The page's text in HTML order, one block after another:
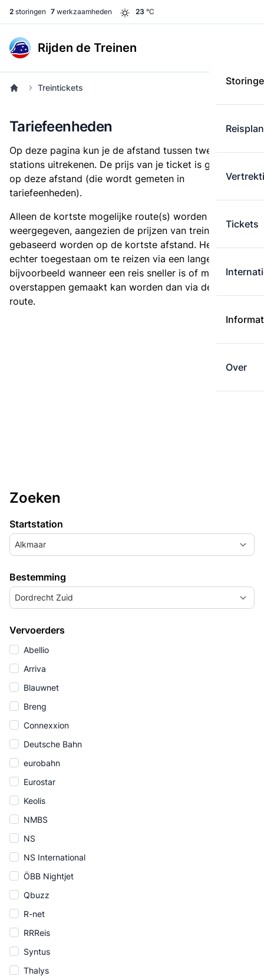
2 storingen 7 werkzaamheden 23 °C
Rijden de Treinen
Tickets
Over
Treintickets
Tariefeenheden
Op deze pagina kun je de afstand tussen twee
stations uitrekenen. De prijs van je ticket is gebaseerd
op deze afstand (die wordt gemeten in
tariefeenheden).
Alleen de kortste mogelijke route(s) worden
weergegeven, aangezien de prijzen van treintickets
gebaseerd worden op de kortste afstand. Het is
echter toegestaan om te reizen via een langere route,
bijvoorbeeld wanneer een reis sneller is of met minder
overstappen gemaakt kan worden dan via de kortste
route.
Zoeken
Startstation
Alkmaar
Bestemming
Dordrecht Zuid
Vervoerders
Abellio
Arriva
Blauwnet
Breng
Connexxion
Deutsche Bahn
eurobahn
Eurostar
Keolis
NMBS
NS
NS International
ÖBB Nightjet
Qbuzz
R-net
RRReis
Syntus
Thalys